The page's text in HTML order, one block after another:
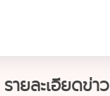
รายละเอียดข่าว